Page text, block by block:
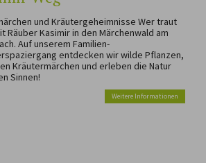
und Kräutergeheimnisse Wer traut
Räuber Kasimir in den Märchenwald am
Auf unserem Familien-
entdecken wir wilde Pflanzen,
Kräutermärchen und erleben die Natur
Sinnen!
Weitere Informationen